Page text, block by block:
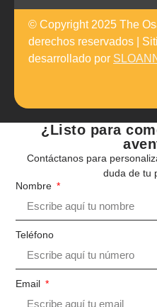
© Copyright 2025 The
derechos reservados |
desarrollado por
¿Listo para
Contáctanos para
duda de tu
Nombre
Teléfono
Email